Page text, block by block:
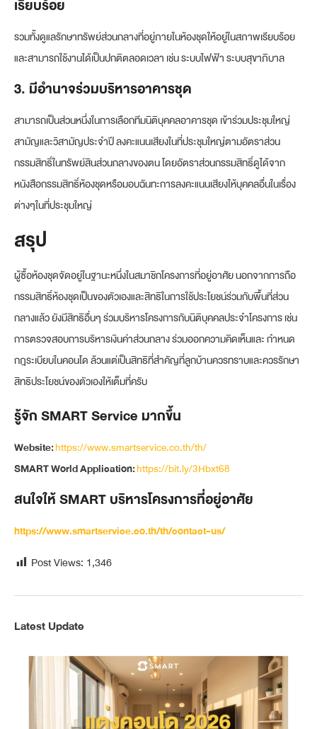
เรียบร้อย
รวมทั้งดูแลรักษาทรัพย์ส่วนกลางที่อยู่ภายในห้องชุดให้อยู่ในสภาพเรียบร้อย
และสามารถใช้งานได้เป็นปกติตลอดเวลา เช่น ระบบไฟฟ้า ระบบสุขาภิบาล
3. มีอำนาจร่วมบริหารอาคารชุด
สามารถเป็นส่วนหนึ่งในการเลือกทีมนิติบุคคลอาคารชุด เข้าร่วมประชุมใหญ่
สามัญและวิสามัญประจำปี ลงคะแนนเสียงในที่ประชุมใหญ่ตามอัตราส่วน
กรรมสิทธิ์ในทรัพย์สินส่วนกลางของตน โดยอัตราส่วนกรรมสิทธิ์ดูได้จาก
หนังสือกรรมสิทธิ์ห้องชุดหรือมอบฉันทะการลงคะแนนเสียงให้บุคคลอื่นในเรื่อง
ต่างๆในที่ประชุมใหญ่
สรุป
ผู้ซื้อห้องชุดจัดอยู่ในฐานะหนึ่งในสมาชิกโครงการที่อยู่อาศัย นอกจากการถือ
กรรมสิทธิ์ห้องชุดเป็นของตัวเองและสิทธิในการใช้ประโยชน์ร่วมกับพื้นที่ส่วน
กลางแล้ว ยังมีสิทธิอื่นๆ ร่วมบริหารโครงการกับนิติบุคคลประจำโครงการ เช่น
การตรวจสอบการบริหารเงินค่าส่วนกลาง ร่วมออกความคิดเห็นและ กำหนด
กฎระเบียบในคอนโด ล้วนแต่เป็นสิทธิที่สำคัญที่ลูกบ้านควรทราบและควรรักษา
สิทธิประโยชน์ของตัวเองให้เต็มที่ครับ
รู้จัก SMART Service มากขึ้น
Website:https://www.smartservice.co.th/th/
SMART World Application:https://bit.ly/3Hbxt68
สนใจให้ SMART บริหารโครงการที่อยู่อาศัย
https://www.smartservice.co.th/th/contact-us/
Post Views: 1,346
Latest Update